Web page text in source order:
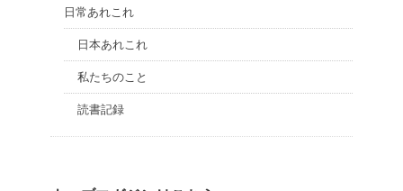
日常あれこれ
日本あれこれ
私たちのこと
読書記録